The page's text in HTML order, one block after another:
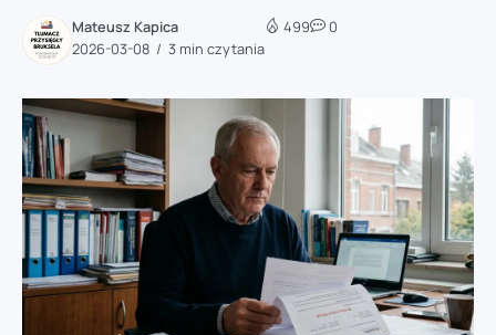
Mateusz Kapica
2026-03-08
3 min czytania
499 0